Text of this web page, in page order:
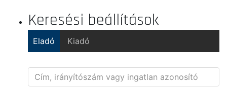
Keresési beállítások
Eladó Kiadó